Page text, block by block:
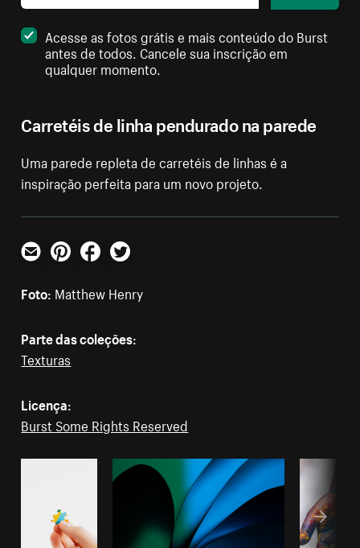
Carretéis de linha pendurado na parede
Uma parede repleta de carretéis de linhas é a
inspiração perfeita para um novo projeto.
Acesse as fotos grátis e mais conteúdo do Burst
antes de todos. Cancele sua inscrição em
qualquer momento.
E-mailPinterestFacebookTwitter
Foto: Matthew Henry
Parte das coleções:
Texturas
Licença:
Burst Some Rights Reserved